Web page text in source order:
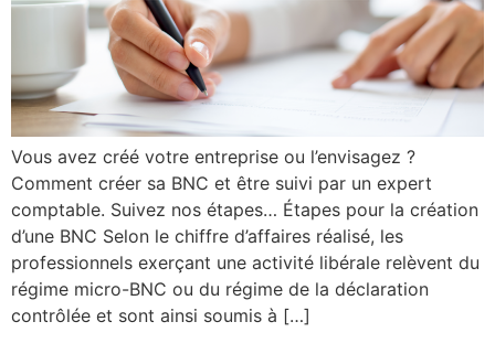
Vous avez créé votre entreprise ou l’envisagez ?
Comment créer sa BNC et être suivi par un expert
comptable. Suivez nos étapes… Étapes pour la création
d’une BNC Selon le chiffre d’affaires réalisé, les
professionnels exerçant une activité libérale relèvent du
régime micro-BNC ou du régime de la déclaration
contrôlée et sont ainsi soumis à […]